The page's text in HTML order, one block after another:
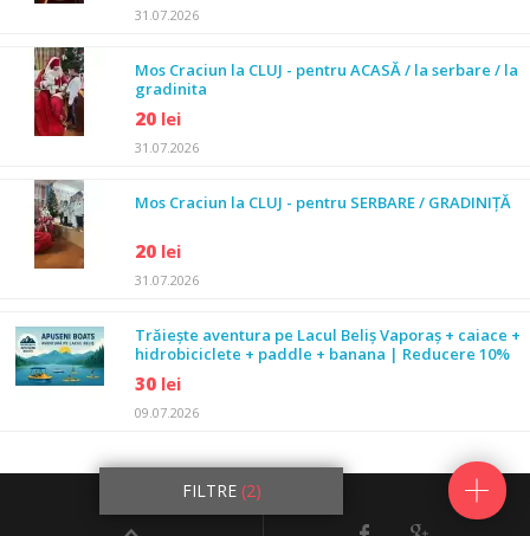
31.07.2026
Mos Craciun la CLUJ - pentru ACASĂ / la serbare / la
gradinita
20 lei
31.07.2026
Mos Craciun la CLUJ - pentru SERBARE / GRADINIȚĂ
20 lei
31.07.2026
Trăiește aventura pe Lacul Beliș Vaporaș + caiace +
hidrobiciclete + paddle + banana | Reducere 10%
30 lei
09.07.2026
FILTRE (2)
25828anunturi